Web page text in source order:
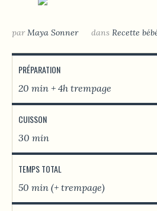
parMaya Sonner dans Recette
PRÉPARATION
20 min + 4h trempage
CUISSON
30 min
TEMPS TOTAL
50 min (+ trempage)